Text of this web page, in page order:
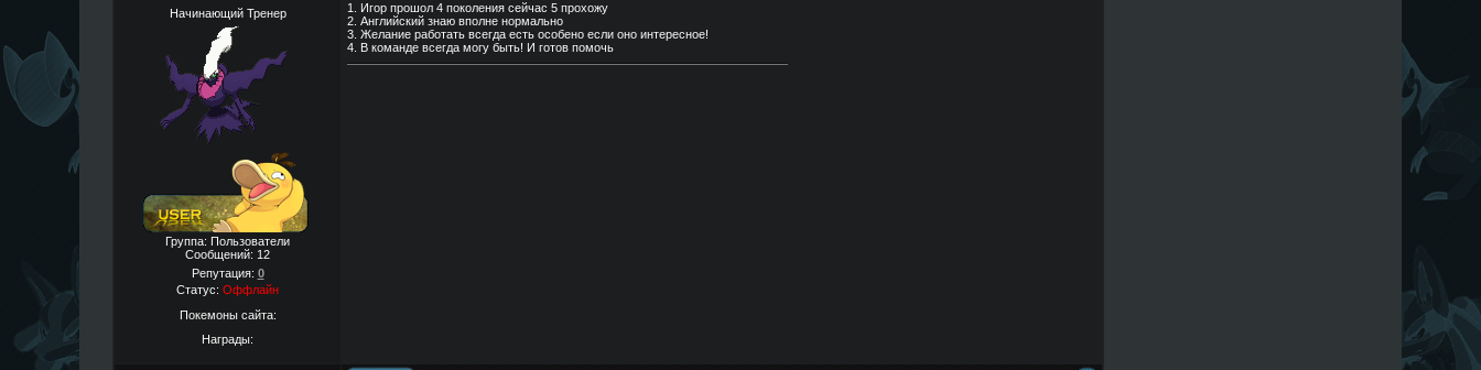
Начинающий Тренер
Группа: Пользователи
Сообщений: 12
Репутация: 0
Статус: Оффлайн
Покемоны сайта:
Награды:
1. Игор прошол 4 поколения сейчас 5 прохожу
2. Английский знаю вполне нормально
3. Желание работать всегда есть особено если оно интересное!
4. В команде всегда могу быть! И готов помочь